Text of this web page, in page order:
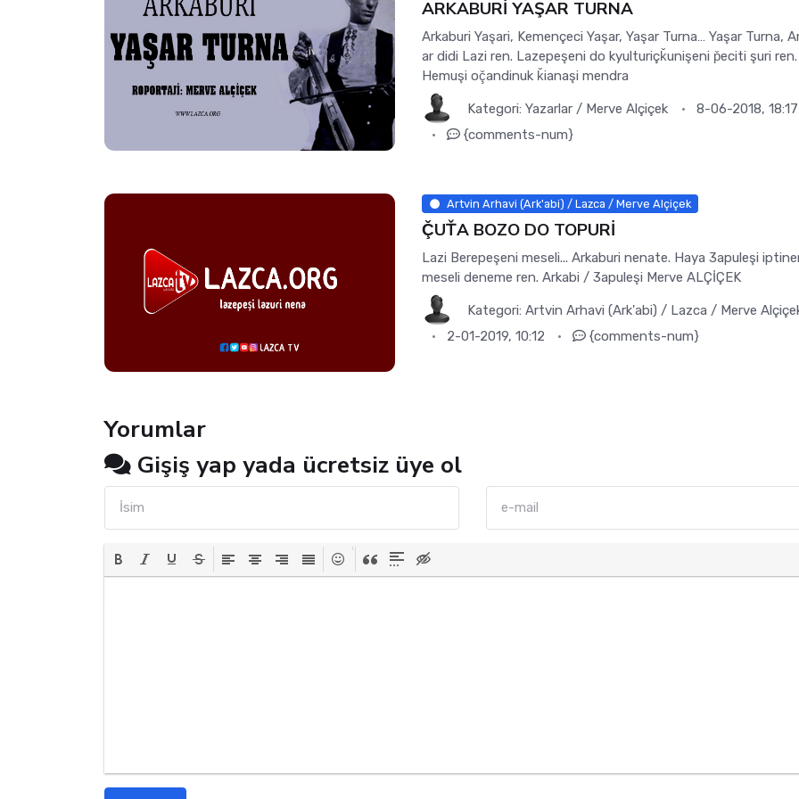
ARKABURİ YAŞAR TURNA
Arkaburi Yaşari, Kemençeci Yaşar, Yaşar Turna… Yaşar Turna,
ar didi Lazi ren. Lazepeşeni do kyulturiçǩunişeni p̌eciti şuri ren.
Hemuşi oç̌andinuk ǩianaşi mendra
Kategori:Yazarlar / Merve Alçiçek
8-06-2018, 18:17
{comments-num}
Artvin Arhavi (Ark'abi) / Lazca / Merve Alçiçek
Ç̌UŤA BOZO DO TOPURİ
Lazi Berepeşeni meseli... Arkaburi nenate. Haya 3apuleşi
meseli deneme ren. Arkabi / 3apuleşi Merve ALÇİÇEK
Kategori:Artvin Arhavi (Ark'abi) / Lazca / Merve
2-01-2019, 10:12
{comments-num}
Yorumlar
Gişiş yap yada ücretsiz üye ol